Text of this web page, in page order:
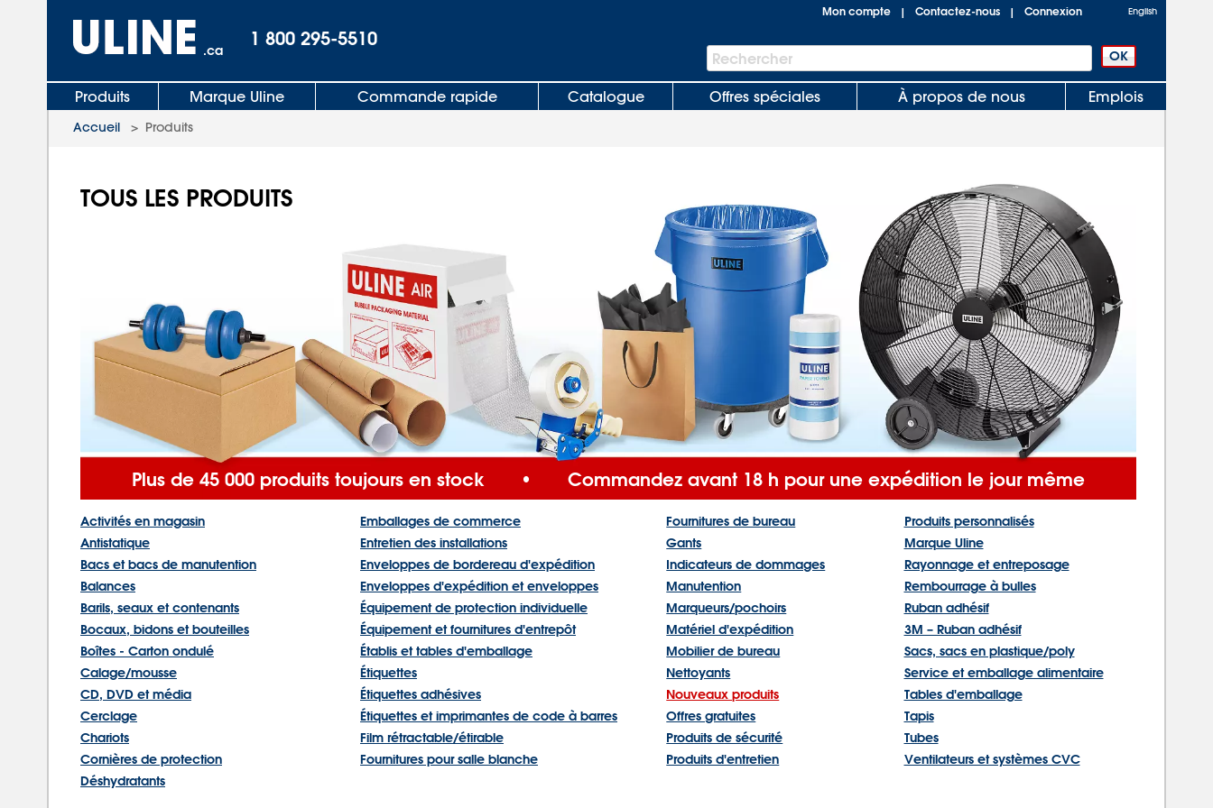
.ca
1 800 295-5510
Mon compte | Contactez-nous | Connexion English
Barre
de
recherche
Rechercher
Produits Marque Uline Commande rapide Catalogue Offres spéciales À propos de nous Emplois
Accueil > Produits
TOUS LES PRODUITS
Plus de 45 000 produits toujours en stock • Commandez avant 18 h pour une expédition le jour même
Activités en magasin
Antistatique
Bacs et bacs de manutention
Balances
Barils, seaux et contenants
Bocaux, bidons et bouteilles
Boîtes - Carton ondulé
Calage/mousse
CD, DVD et média
Cerclage
Chariots
Cornières de protection
Déshydratants
Emballages de commerce
Entretien des installations
Enveloppes de bordereau d'expédition
Enveloppes d'expédition et enveloppes
Équipement de protection individuelle
Équipement et fournitures d'entrepôt
Établis et tables d'emballage
Étiquettes
Étiquettes adhésives
Étiquettes et imprimantes de code à barres
Film rétractable/étirable
Fournitures pour salle blanche
Fournitures de bureau
Gants
Indicateurs de dommages
Manutention
Marqueurs/pochoirs
Matériel d'expédition
Mobilier de bureau
Nettoyants
Nouveaux produits
Offres gratuites
Produits de sécurité
Produits d'entretien
Produits personnalisés
Marque Uline
Rayonnage et entreposage
Rembourrage à bulles
Ruban adhésif
3M – Ruban adhésif
Sacs, sacs en plastique/poly
Service et emballage alimentaire
Tables d'emballage
Tapis
Tubes
Ventilateurs et systèmes CVC